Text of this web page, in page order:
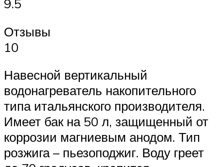
9.5
Отзывы
10
Навесной вертикальный
водонагреватель накопительного
типа итальянского производителя.
Имеет бак на 50 л, защищенный от
коррозии магниевым анодом. Тип
розжига – пьезоподжиг. Воду греет